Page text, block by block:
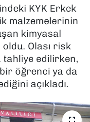
KYK Erkek
malzemelerinin
kimyasal
Olası risk
tahliye edilirken,
öğrenci ya da
açıkladı.